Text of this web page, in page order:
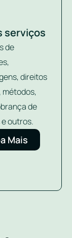
serviços
de
direitos
de
outros.
Mais